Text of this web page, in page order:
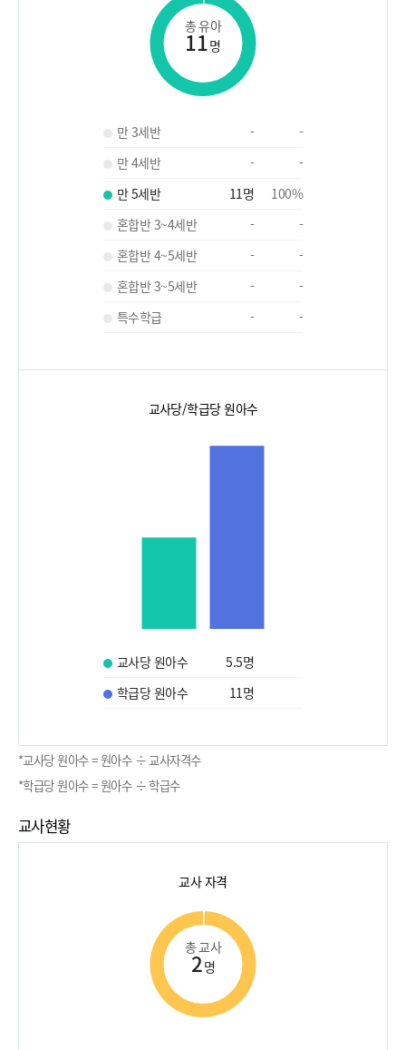
총 유아
11명
만 3세반 -
-
만 4세반
-
-
만 5세반
11명 100%
혼합반 3~4세반
-
-
혼합반 4~5세반
-
-
혼합반 3~5세반
-
-
특수학급
- -
교사당/학급당 원아수
교사당 원아수 5.5명
학급당 원아수
11명
*교사당 원아수 = 원아수 ÷ 교사자격수
*학급당 원아수 = 원아수 ÷ 학급수
교사현황
교사 자격
총 교사
2명